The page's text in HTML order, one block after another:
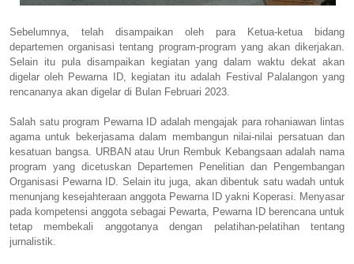
Sebelumnya, telah disampaikan oleh para Ketua-ketua bidang
departemen organisasi tentang program-program yang akan dikerjakan.
Selain itu pula disampaikan kegiatan yang dalam waktu dekat akan
digelar oleh Pewarna ID, kegiatan itu adalah Festival Palalangon yang
rencananya akan digelar di Bulan Februari 2023.
Salah satu program Pewarna ID adalah mengajak para rohaniawan lintas
agama untuk bekerjasama dalam membangun nilai-nilai persatuan dan
kesatuan bangsa. URBAN atau Urun Rembuk Kebangsaan adalah nama
program yang dicetuskan Departemen Penelitian dan Pengembangan
Organisasi Pewarna ID. Selain itu juga, akan dibentuk satu wadah untuk
menunjang kesejahteraan anggota Pewarna ID yakni Koperasi. Menyasar
pada kompetensi anggota sebagai Pewarta, Pewarna ID berencana untuk
tetap membekali anggotanya dengan pelatihan-pelatihan tentang
jurnalistik.